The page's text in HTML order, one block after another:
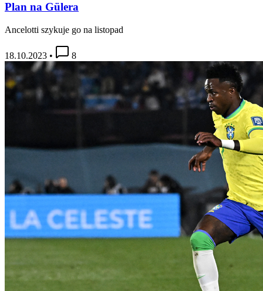
Plan na Gülera
Ancelotti szykuje go na listopad
18.10.2023 • 8